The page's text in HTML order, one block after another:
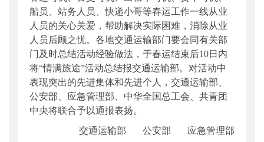
船员、站务人员、快递小哥等春运工作一线从业
人员的关心关爱，帮助解决实际困难，消除从业
人员后顾之忧。各地交通运输部门要会同有关部
门及时总结活动经验做法，于春运结束后10日内
将“情满旅途”活动总结报交通运输部。对活动中
表现突出的先进集体和先进个人，交通运输部、
公安部、应急管理部、中华全国总工会、共青团
中央将联合予以通报表扬。
交通运输部 公安部 应急管理部